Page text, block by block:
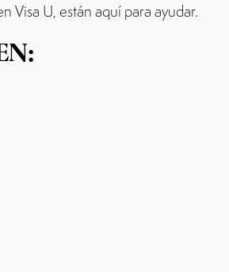
Visa U, están aquí para ayudar.